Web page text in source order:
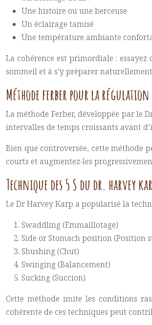
Une histoire ou une berceuse
Un éclairage tamisé
Une température ambiante
La cohérence est primordiale :
sommeil et à s’y préparer
Méthode ferber pour la
La méthode Ferber, développée par le
intervalles de temps croissants avant
Bien que controversée, cette méthode
courts et augmentez-les
Technique des 5 S du dr. harvey
Le Dr Harvey Karp a popularisé la
Swaddling (Emmaillotage)
Side or Stomach position
Shushing (Chut)
Swinging (Balancement)
Sucking (Succion)
Cette méthode imite les conditions
cohérente de ces techniques peut